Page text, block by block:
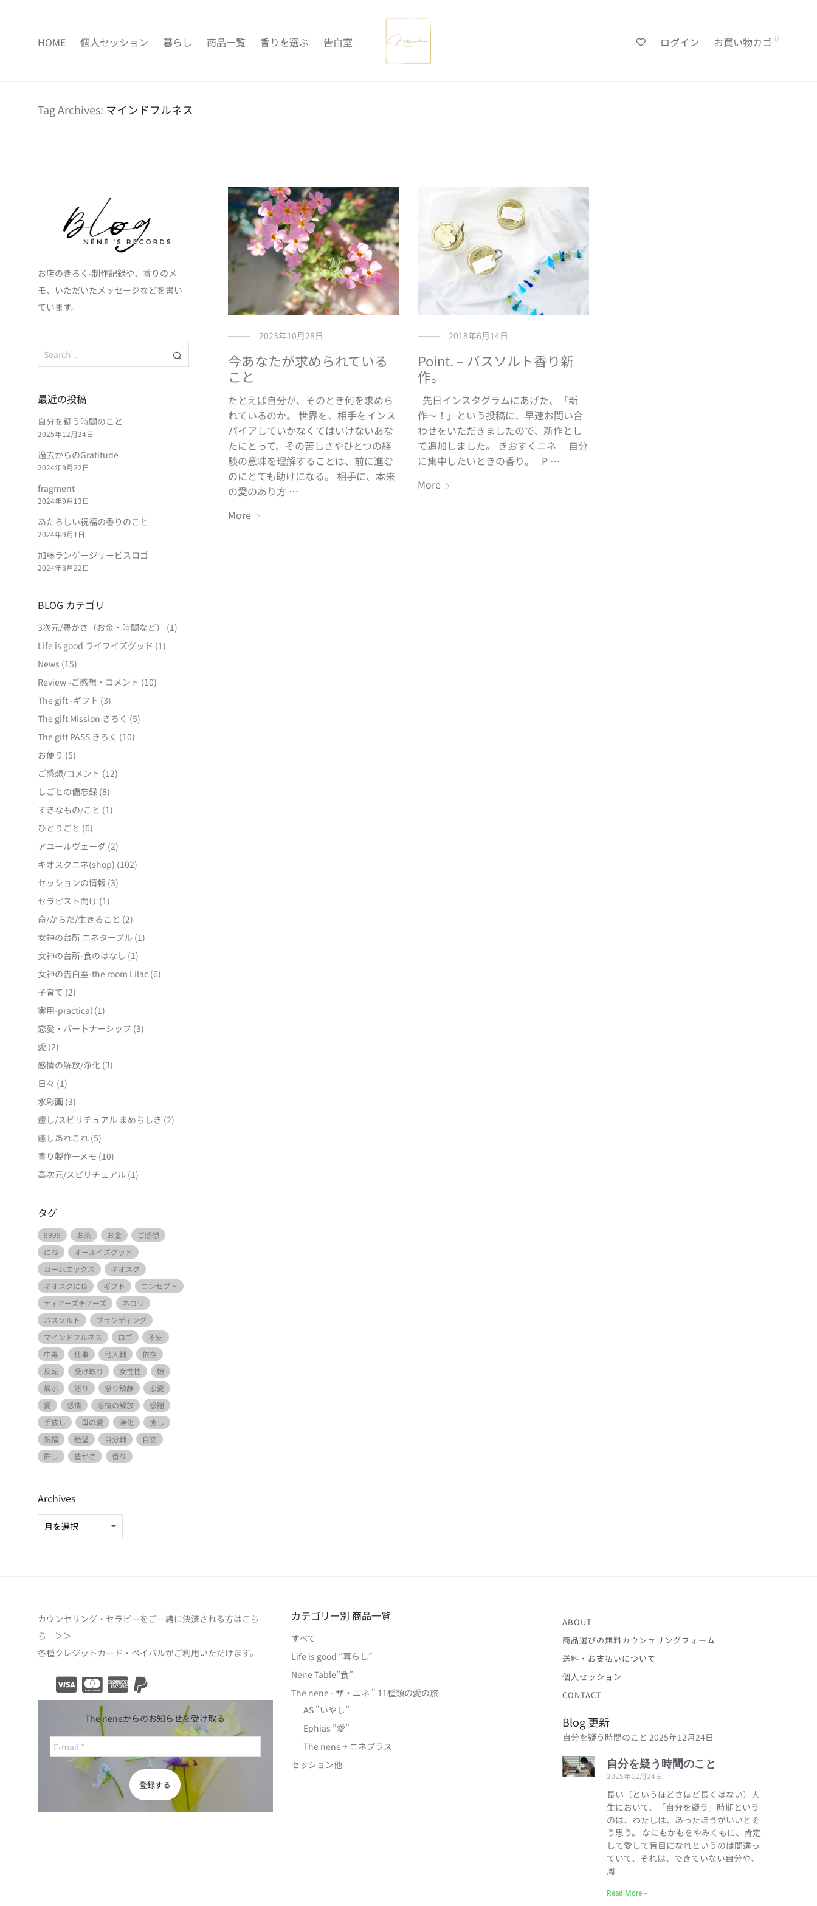
HOME 個人セッション 暮らし 商品一覧 香りを選ぶ 告白室 ログイン お買い物カゴ 0
Tag Archives: マインドフルネス
2023年10月28日
今あなたが求められている
こと
たとえば自分が、そのとき何を求めら
れているのか。 世界を、相手をインス
パイアしていかなくてはいけないあな
たにとって、その苦しさやひとつの経
験の意味を理解することは、前に進む
のにとても助けになる。 相手に、本来
の愛のあり方 …
More
2018年6月14日
Point. – バスソルト香り新
作。
先日インスタグラムにあげた、「新
作〜！」という投稿に、早速お問い合
わせをいただきましたので、新作とし
て追加しました。 きおすくニネ 自分
に集中したいときの香り。 P …
More
お店のきろく-制作記録や、香りのメ
モ、いただいたメッセージなどを書い
ています。
最近の投稿
自分を疑う時間のこと
2025年12月24日
過去からのGratitude
2024年9月22日
fragment
2024年9月13日
あたらしい祝福の香りのこと
2024年9月1日
加藤ランゲージサービスロゴ
2024年8月22日
BLOG カテゴリ
3次元/豊かさ（お金・時間など）
(1)
Life is good ライフイズグッド (1)
News (15)
Review -ご感想・コメント (10)
The gift -ギフト (3)
The gift Mission きろく (5)
The gift PASS きろく (10)
お便り (5)
ご感想/コメント (12)
しごとの備忘録 (8)
すきなもの/こと (1)
ひとりごと (6)
アユールヴェーダ (2)
キオスクニネ(shop) (102)
セッションの情報 (3)
セラピスト向け (1)
命/からだ/生きること (2)
女神の台所 ニネターブル (1)
女神の台所-食のはなし (1)
女神の告白室-the room Lilac (6)
子育て (2)
実用-practical (1)
恋愛・パートナーシップ (3)
愛 (2)
感情の解放/浄化 (3)
日々 (1)
水彩画 (3)
癒し/スピリチュアル まめちしき (2)
癒しあれこれ (5)
香り製作ーメモ (10)
高次元/スピリチュアル (1)
タグ
9999 お茶 お金
ご感想
にね
オールイズグッド
カームエックス
キオスク
キオスクにね
ギフト
コンセプト
ティアーズチアーズ
ネロリ
バスソルト
ブランディング
マインドフルネス
ロゴ
不安
中毒
仕事 他人軸
依存
反転
受け取り 女性性
娘
展示
怒り 怒り鎮静
恋愛
愛
感情 感情の解放
感謝
手放し
母の愛 浄化
癒し
祝福
絶望 自分軸
自立
許し
豊かさ 香り
Archives
カウンセリング・セラピーをご一緒に決済される方はこち
ら ＞＞
各種クレジットカード・ペイパルがご利用いただけます。
The neneからのお知らせを受け取る
カテゴリー別 商品一覧
すべて
Life is good ”暮らし”
Nene Table”食”
The nene - ザ・ニネ " 11種類の愛の旅
AS ”いやし”
Ephias ”愛”
The nene + ニネプラス
セッション他
ABOUT
商品選びの無料カウンセリングフォーム
送料・お支払いについて
個人セッション
CONTACT
Blog 更新
自分を疑う時間のこと 2025年12月24日
自分を疑う時間のこと
2025年12月24日
長い（というほどさほど長くはない）人
生において、「自分を疑う」時期という
のは、わたしは、あったほうがいいとそ
う思う。 なにもかもをやみくもに、肯定
して愛して盲目になれというのは間違っ
ていて、それは、できていない自分や、
周
Read More »